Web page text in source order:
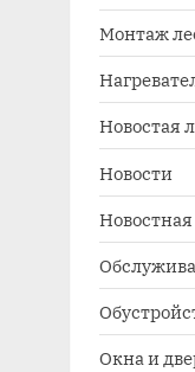
Монтаж
Новостая
Новости
Окна и